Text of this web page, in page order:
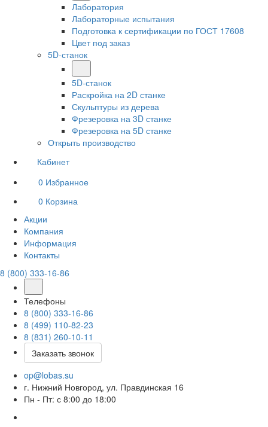
Лаборатория
Лабораторные испытания
Подготовка к сертификации по ГОСТ 17608
Цвет под заказ
5D-станок
5D-станок
Раскройка на 2D станке
Скульптуры из дерева
Фрезеровка на 3D станке
Фрезеровка на 5D станке
Открыть производство
Кабинет
0 Избранное
0 Корзина
Акции
Компания
Информация
Контакты
8 (800) 333-16-86
Телефоны
8 (800) 333-16-86
8 (499) 110-82-23
8 (831) 260-10-11
Заказать звонок
op@lobas.su
г. Нижний Новгород, ул. Правдинская 16
Пн - Пт: с 8:00 до 18:00